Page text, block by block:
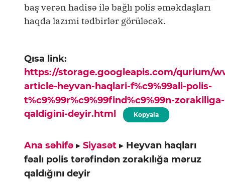
baş verən hadisə ilə bağlı polis əməkdaşları
haqda lazımi tədbirlər görüləcək.
Qısa link:
https://storage.googleapis.com/qurium/
article-heyvan-haqlari-f%c9%99ali-polis-
t%c9%99r%c9%99find%c9%99n-
qaldigini-deyir.html
Kopyala
Ana səhifə ▸ Siyasət ▸ Heyvan haqları
fəalı polis tərəfindən zorakılığa məruz
qaldığını deyir